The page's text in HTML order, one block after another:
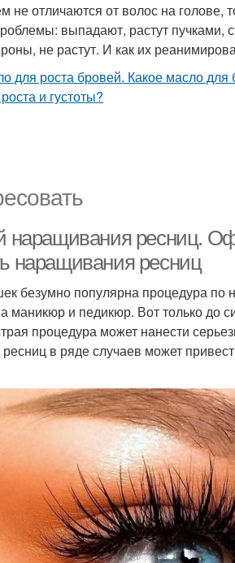
не отличаются от волос на голове,
выпадают, растут пучками,
не растут. И как их
наращивания ресниц.
наращивания ресниц
безумно популярна процедура
маникюр и педикюр. Вот только до
процедура может нанести
в ряде случаев может